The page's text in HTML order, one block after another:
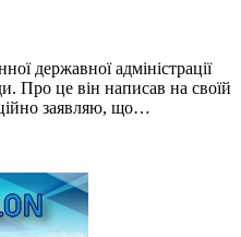
державної адміністрації
Про це він написав на своїй
заявляю, що…